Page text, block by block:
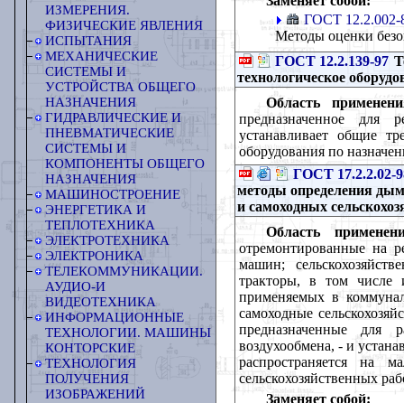
ИЗМЕРЕНИЯ.
ФИЗИЧЕСКИЕ ЯВЛЕНИЯ
ИСПЫТАНИЯ
МЕХАНИЧЕСКИЕ
СИСТЕМЫ И
УСТРОЙСТВА ОБЩЕГО
НАЗНАЧЕНИЯ
ГИДРАВЛИЧЕСКИЕ И
ПНЕВМАТИЧЕСКИЕ
СИСТЕМЫ И
КОМПОНЕНТЫ ОБЩЕГО
НАЗНАЧЕНИЯ
МАШИНОСТРОЕНИЕ
ЭНЕРГЕТИКА И
ТЕПЛОТЕХНИКА
ЭЛЕКТРОТЕХНИКА
ЭЛЕКТРОНИКА
ТЕЛЕКОММУНИКАЦИИ.
АУДИО-И
ВИДЕОТЕХНИКА
ИНФОРМАЦИОННЫЕ
ТЕХНОЛОГИИ. МАШИНЫ
КОНТОРСКИЕ
ТЕХНОЛОГИЯ
ПОЛУЧЕНИЯ
ИЗОБРАЖЕНИЙ
ГОСТ 12.2.002-
Методы оценки
ГОСТ 12.2.139-97
технологическое
Область
предназначенное для
устанавливает общие
оборудования по
ГОСТ 17.2.2.02-
методы определения
и самоходных
Область
отремонтированные на
машин;
тракторы, в том числе
применяемых в
самоходные
предназначенные для
воздухообмена, - и
распространяется на
сельскохозяйственных
Заменяет собой: